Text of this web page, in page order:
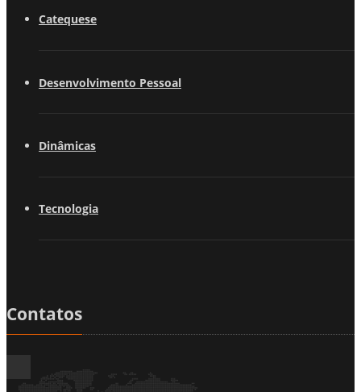
Catequese
Desenvolvimento Pessoal
Dinâmicas
Tecnologia
Contatos